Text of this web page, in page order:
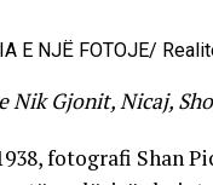
Nik Gjonit, Nicaj,
fotografi Shan